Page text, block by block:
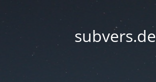
subvers.de